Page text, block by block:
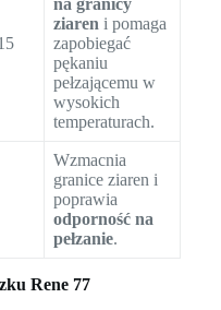
na granicy
ziaren i pomaga
zapobiegać
pękaniu
pełzającemu w
wysokich
temperaturach.
Wzmacnia
granice ziaren i
poprawia
odporność na
pełzanie.
Rene 77